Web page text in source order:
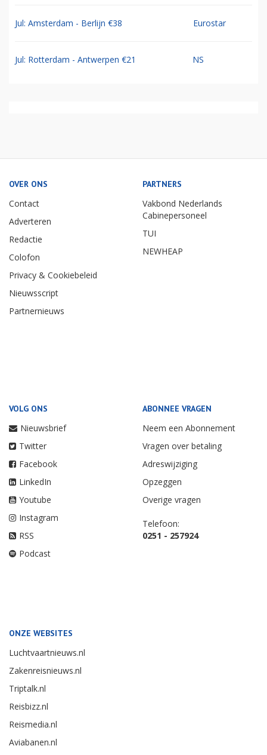
Jul: Amsterdam - Berlijn €38 Eurostar
Jul: Rotterdam - Antwerpen €21 NS
OVER ONS
Contact
Adverteren
Redactie
Colofon
Privacy & Cookiebeleid
Nieuwsscript
Partnernieuws
PARTNERS
Vakbond Nederlands
Cabinepersoneel
TUI
NEWHEAP
VOLG ONS
Nieuwsbrief
Twitter
Facebook
LinkedIn
Youtube
Instagram
RSS
Podcast
ABONNEE VRAGEN
Neem een Abonnement
Vragen over betaling
Adreswijziging
Opzeggen
Overige vragen
Telefoon:
0251 - 257924
ONZE WEBSITES
Luchtvaartnieuws.nl
Zakenreisnieuws.nl
Triptalk.nl
Reisbizz.nl
Reismedia.nl
Aviabanen.nl